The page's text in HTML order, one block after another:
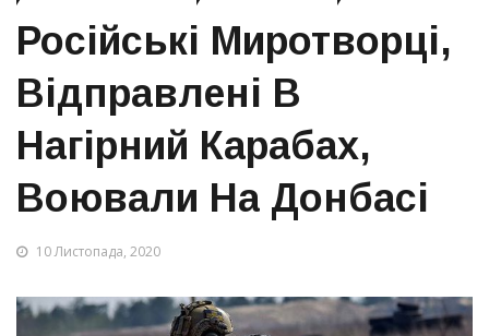
Російські Миротворці,
Відправлені В
Нагірний Карабах,
Воювали На Донбасі
10 Листопада, 2020